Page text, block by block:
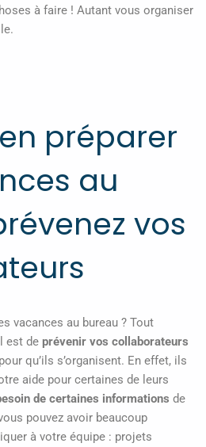
à faire ! Autant vous organiser
préparer
au
vos
vacances au bureau ? Tout
est de prévenir vos collaborateurs
qu’ils s’organisent. En effet, ils
aide pour certaines de leurs
de certaines informations de
pouvez avoir beaucoup
à votre équipe : projets